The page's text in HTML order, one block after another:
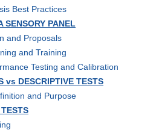
Best Practices
SENSORY PANEL
and Proposals
and Training
Testing and Calibration
vs DESCRIPTIVE TESTS
and Purpose